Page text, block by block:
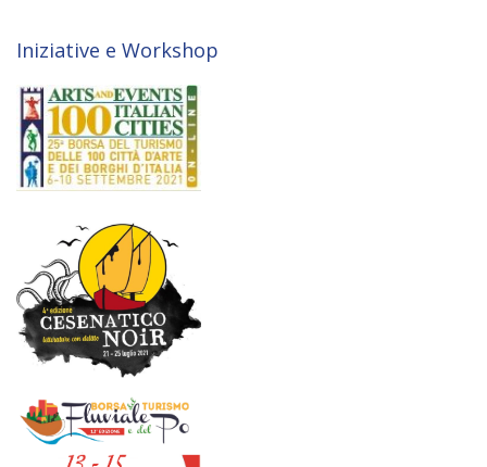
Iniziative e Workshop